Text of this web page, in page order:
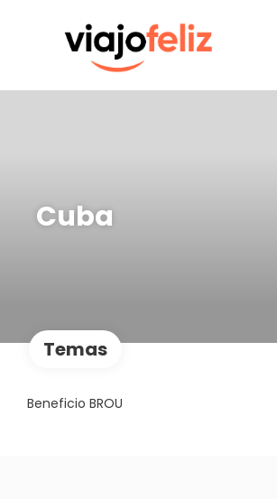
Cuba
Temas
Beneficio BROU